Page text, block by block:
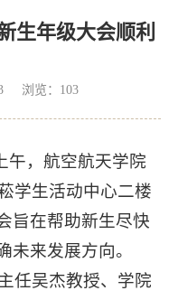
生年级大会顺利
浏览： 103
午，航空航天学院
学生活动中心二楼
旨在帮助新生尽快
未来发展方向。
任吴杰教授、学院